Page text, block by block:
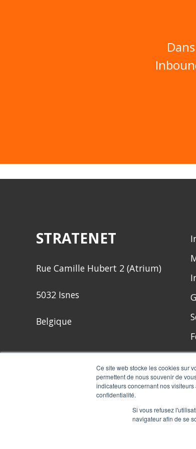
Ce site web stocke les cookies sur
permettent de nous souvenir de
indicateurs concernant nos
confidentialité.
Si vous refusez
navigateur afin de se
STRATENET
Rue Camille Hubert 2 (Atrium)
5032 Isnes
Belgique